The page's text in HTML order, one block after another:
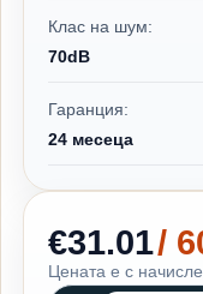
Клас на шум:
70dB
Гаранция:
24 месеца
€31.01/
Цената е с